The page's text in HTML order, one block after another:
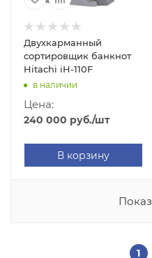
Двухкарманный
сортировщик банкнот
Hitachi iH-110F
в наличии
Цена:
240 000 руб./шт
В корзину
1